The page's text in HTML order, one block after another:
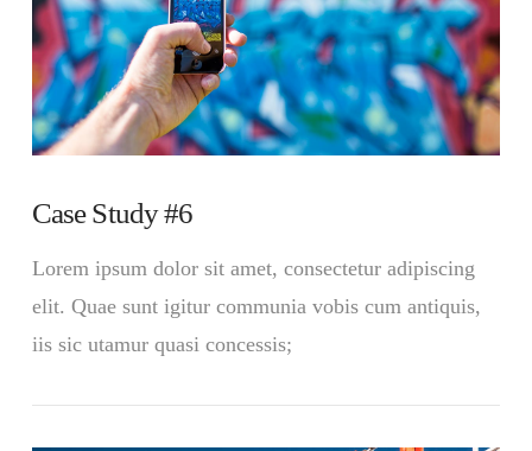
Case Study #6
Lorem ipsum dolor sit amet, consectetur adipiscing
elit. Quae sunt igitur communia vobis cum antiquis,
iis sic utamur quasi concessis;